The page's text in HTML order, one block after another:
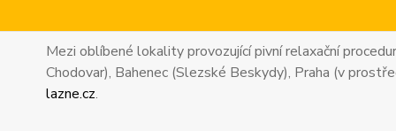
Mezi oblíbené lokality provozující pivní relaxační
Chodovar), Bahenec (Slezské Beskydy), Praha (v
lazne.cz.